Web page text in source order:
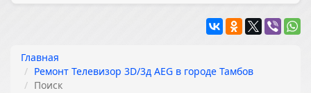
Главная
Ремонт Телевизор 3D/3д AEG в городе Тамбов
Поиск